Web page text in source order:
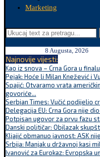
Marketing
8 Augusta, 2026
Najnovije vijesti:
Kao iz snova – Crna Gora u
Pejak: Hoće li Milan Knežević i
Spajić: Otvaramo vrata
govoriće...
Serbian Times: Vučić podijelio
Delegacija EU: Crna Gora nije
Potpisan ugovor za prvu fazu
Danski političar: Obilazak
Kljajić obmanuo javnost: ASK
Srbija: Manjak u državnoj kasi
Ivanović za Eurokaz: Evropska